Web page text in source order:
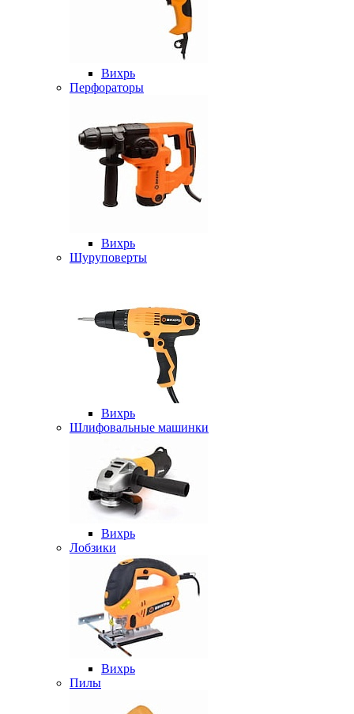
Вихрь
Перфораторы
Вихрь
Шуруповерты
Вихрь
Шлифовальные машинки
Вихрь
Лобзики
Вихрь
Пилы